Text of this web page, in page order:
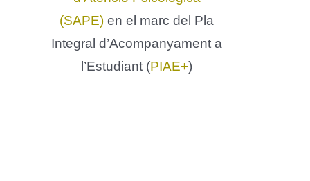
(SAPE) en el marc del Pla
Integral d’Acompanyament a
l’Estudiant (PIAE+)